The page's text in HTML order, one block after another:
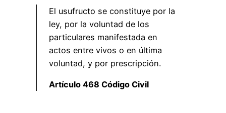
El usufructo se constituye por la
ley, por la voluntad de los
particulares manifestada en
actos entre vivos o en última
voluntad, y por prescripción.
Artículo 468 Código Civil